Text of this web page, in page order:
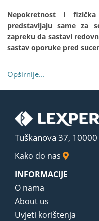
Nepokretnost i fizička
predstavljaju same za
zapreku da sastavi
sastav oporuke pred
Opširnije...
Tuškanova 37,
Kako do nas
INFORMACIJE
O nama
About us
Uvjeti korištenja